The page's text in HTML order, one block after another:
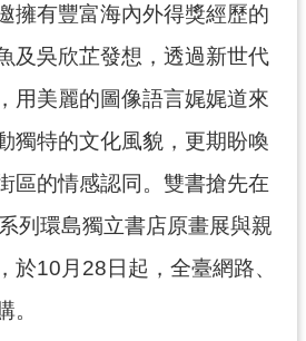
有豐富海內外得獎經歷的
及吳欣芷發想，透過新世代
用美麗的圖像語言娓娓道來
獨特的文化風貌，更期盼喚
區的情感認同。雙書搶先在
列環島獨立書店原畫展與親
於10月28日起，全臺網路、
。